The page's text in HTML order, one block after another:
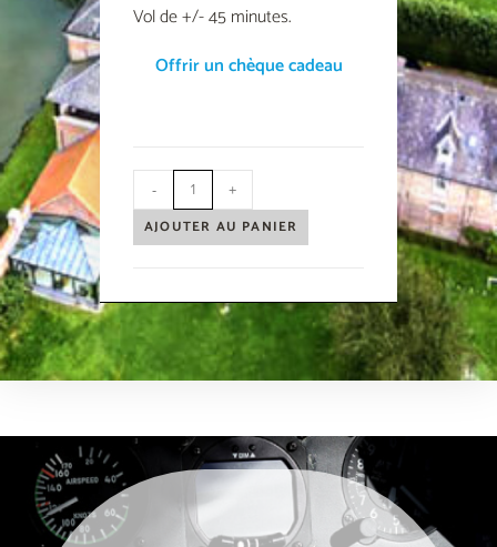
Vol de +/- 45 minutes.
Offrir un chèque cadeau
- +
AJOUTER AU PANIER